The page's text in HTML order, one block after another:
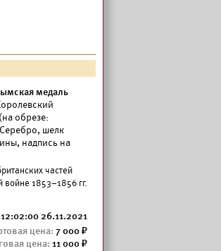
медаль
обрезе:
шелк
надпись на
частей
1853–1856 гг.
12:02:00 26.11.2021
7 000
11 000